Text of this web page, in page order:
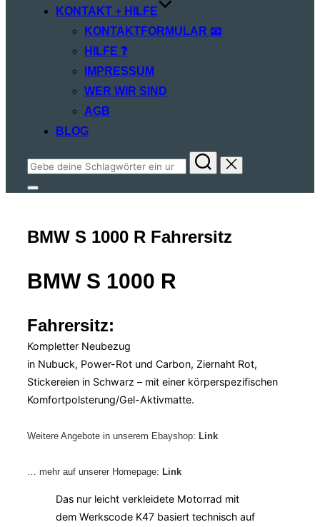
KONTAKT + HILFE
KONTAKTFORMULAR 📧
HILFE ❓
IMPRESSUM
WER WIR SIND
AGB
BLOG
Suchen
nach:
Seitenleiste
BMW S 1000 R Fahrersitz
BMW S 1000 R
Fahrersitz:
Kompletter Neubezug
in Nubuck, Power-Rot und Carbon, Ziernaht Rot,
Stickereien in Schwarz – mit einer körperspezifischen
Komfortpolsterung/Gel-Aktivmatte.
Weitere Angebote in unserem Ebayshop: Link
… mehr auf unserer Homepage: Link
Das nur leicht verkleidete Motorrad mit
dem Werkscode K47 basiert technisch auf